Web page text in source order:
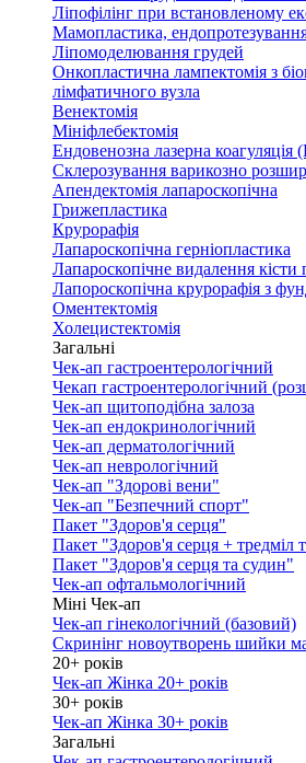
Ліпофілінг при встановленому
Мамопластика,
Ліпомоделювання грудей
Онкопластична лампектомія з
лімфатичного вузла
Венектомія
Мініфлебектомія
Ендовенозна лазерна
Склерозування варикозно
Апендектомія лапароскопічна
Грижепластика
Крурорафія
Лапароскопічна герніопластика
Лапароскопічне видалення кісти
Лапороскопічна крурорафія з
Оментектомія
Холецистектомія
Загальні
Чек-ап гастроентерологічний
Чекап гастроентерологічний
Чек-ап щитоподібна залоза
Чек-ап ендокринологічний
Чек-ап дерматологічний
Чек-ап неврологічний
Чек-ап "Здорові вени"
Чек-ап "Безпечний спорт"
Пакет "Здоров'я серця"
Пакет "Здоров'я серця + тредміл
Пакет "Здоров'я серця та судин"
Чек-ап офтальмологічний
Міні Чек-ап
Чек-ап гінекологічний (базовий)
Скринінг новоутворень шийки
20+ років
Чек-ап Жінка 20+ років
30+ років
Чек-ап Жінка 30+ років
Загальні